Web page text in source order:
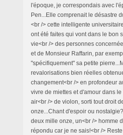
l'époque, je correspondais avec
Pen...Elle comprenait le désastre
<br /> cette intelligente
ont été faites qui vont dans le bon
vie<br /> des personnes
et de Monsieur Raffarin, par
"spécifiquement" sa petite
revalorisations bien réelles
changement<br /> en profondeur
vivre de miettes et d'amour dans
air<br /> de violon, sorti tout droit
onze...Chant d'espoir ou
deux mille onze, un<br /> homme
répondu car je ne sais!<br />